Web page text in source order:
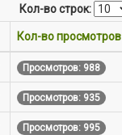
Кол-во строк:
Кол-во просмотров
Просмотров: 988
Просмотров: 935
Просмотров: 995